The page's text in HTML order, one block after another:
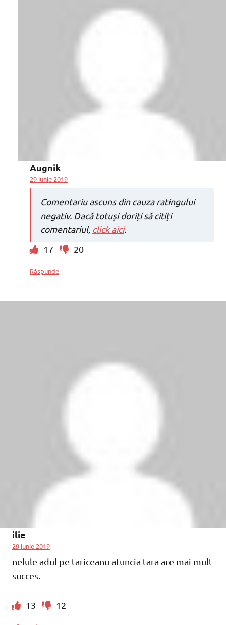
Augnik
29 iunie 2019
Comentariu ascuns din cauza ratingului
negativ. Dacă totuși doriți să citiți
comentariul, click aici.
17
20
Răspunde
ilie
29 iunie 2019
nelule adul pe tariceanu atuncia tara are mai mult
succes.
13 12